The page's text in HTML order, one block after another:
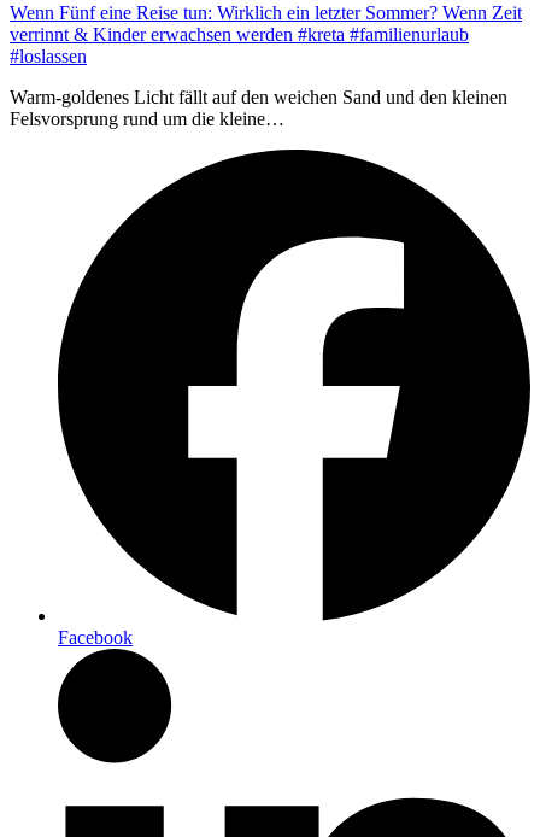
Wenn Fünf eine Reise tun: Wirklich ein letzter Sommer? Wenn Zeit
verrinnt & Kinder erwachsen werden #kreta #familienurlaub
#loslassen
Warm-goldenes Licht fällt auf den weichen Sand und den kleinen
Felsvorsprung rund um die kleine…
Facebook